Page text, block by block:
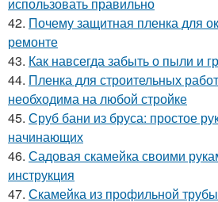
использовать правильно
42. Почему защитная пленка для
ремонте
43. Как навсегда забыть о пыли и
44. Пленка для строительных
необходима на любой стройке
45. Сруб бани из бруса: простое
начинающих
46. Садовая скамейка своими
инструкция
47. Скамейка из профильной